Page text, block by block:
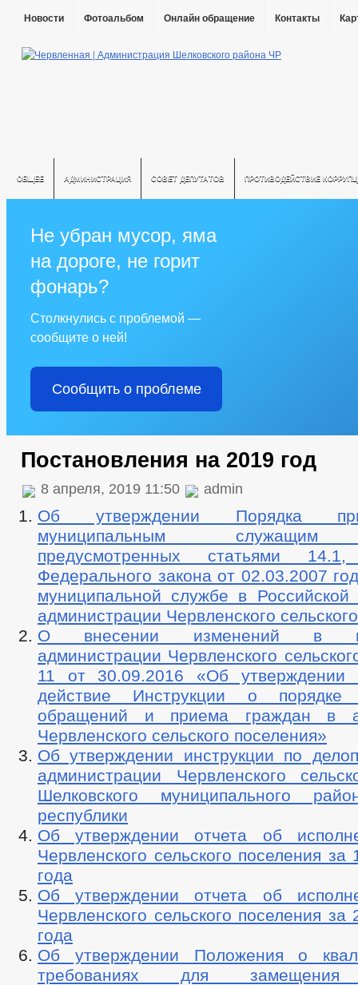
Новости Фотоальбом Онлайн обращение Контакты
ОБЩЕЕ АДМИНИСТРАЦИЯ СОВЕТ ДЕПУТАТОВ ПРОТИВОДЕЙСТВИЕ
Не убран мусор, яма
на дороге, не горит
фонарь?
Столкнулись с проблемой —
сообщите о ней!
Сообщить о проблеме
Постановления на 2019 год
8 апреля, 2019 11:50 admin
Об утверждении Порядка
муниципальным служащим
предусмотренных статьями
Федерального закона от 02.03.2007
муниципальной службе в
администрации Червленского
О внесении изменений в
администрации Червленского
11 от 30.09.2016 «Об утверждении
действие Инструкции о порядке
обращений и приема граждан в
Червленского сельского поселения»
Об утверждении инструкции по
администрации Червленского
Шелковского муниципального
республики
Об утверждении отчета об
Червленского сельского поселения за
года
Об утверждении отчета об
Червленского сельского поселения за
года
Об утверждении Положения о
требованиях для замещения